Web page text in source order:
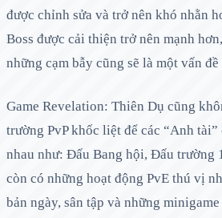
được chỉnh sửa và trở nên khó nhằn
Boss được cải thiện trở nên mạnh
những cạm bẫy cũng sẽ là một vấn đề
Game Revelation: Thiên Dụ cũng
trường PvP khốc liệt để các “Anh
nhau như: Đấu Bang hội, Đấu
còn có những hoạt động PvE thú vị
bản ngày, sân tập và những